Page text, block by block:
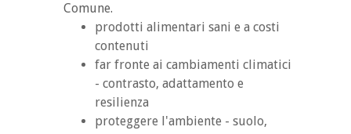
Comune.
prodotti alimentari sani e a costi
contenuti
far fronte ai cambiamenti climatici
- contrasto, adattamento e
resilienza
proteggere l'ambiente - suolo,